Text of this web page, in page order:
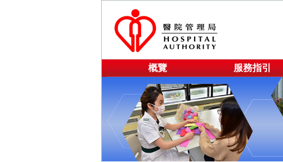
概覽 服務指引